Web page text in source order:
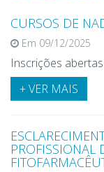
CURSOS DE
Em 09/12/2025
Inscrições
+ VER MAIS
PROFISSIONAL